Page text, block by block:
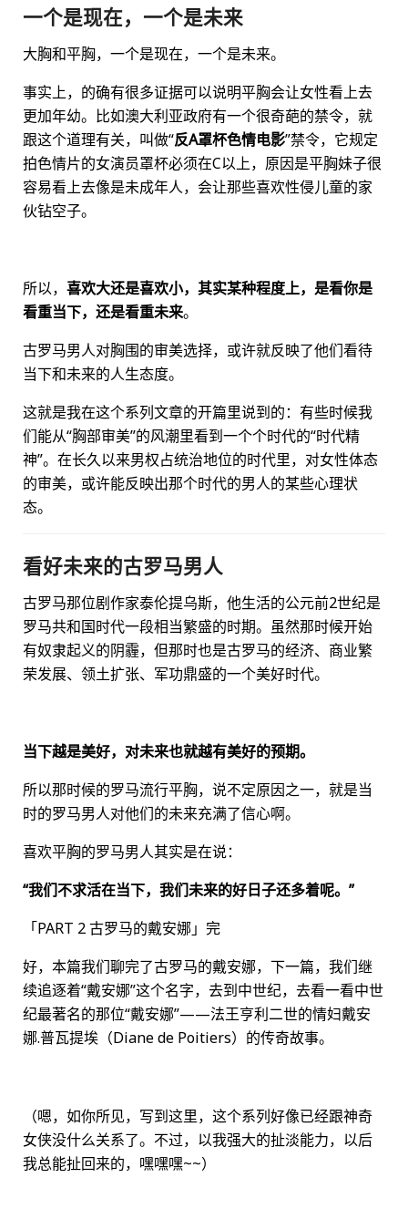
一个是现在，一个是未来
大胸和平胸，一个是现在，一个是未来。
事实上，的确有很多证据可以说明平胸会让女性看上去
更加年幼。比如澳大利亚政府有一个很奇葩的禁令，就
跟这个道理有关，叫做“反A罩杯色情电影”禁令，它规定
拍色情片的女演员罩杯必须在C以上，原因是平胸妹子很
容易看上去像是未成年人，会让那些喜欢性侵儿童的家
伙钻空子。
所以， 喜欢大还是喜欢小，其实某种程度上，是看你是
看重当下，还是看重未来。
古罗马男人对胸围的审美选择，或许就反映了他们看待
当下和未来的人生态度。
这就是我在这个系列文章的开篇里说到的：有些时候我
们能从“胸部审美”的风潮里看到一个个时代的“时代精
神”。在长久以来男权占统治地位的时代里，对女性体态
的审美，或许能反映出那个时代的男人的某些心理状
态。
看好未来的古罗马男人
古罗马那位剧作家泰伦提乌斯，他生活的公元前2世纪是
罗马共和国时代一段相当繁盛的时期。虽然那时候开始
有奴隶起义的阴霾，但那时也是古罗马的经济、商业繁
荣发展、领土扩张、军功鼎盛的一个美好时代。
当下越是美好，对未来也就越有美好的预期。
所以那时候的罗马流行平胸，说不定原因之一，就是当
时的罗马男人对他们的未来充满了信心啊。
喜欢平胸的罗马男人其实是在说：
“我们不求活在当下，我们未来的好日子还多着呢。”
「PART 2 古罗马的戴安娜」完
好，本篇我们聊完了古罗马的戴安娜，下一篇，我们继
续追逐着“戴安娜”这个名字，去到中世纪，去看一看中世
纪最著名的那位“戴安娜”——法王亨利二世的情妇戴安
娜.普瓦提埃（Diane de Poitiers）的传奇故事。
（嗯，如你所见，写到这里，这个系列好像已经跟神奇
女侠没什么关系了。不过，以我强大的扯淡能力，以后
我总能扯回来的，嘿嘿嘿~~）